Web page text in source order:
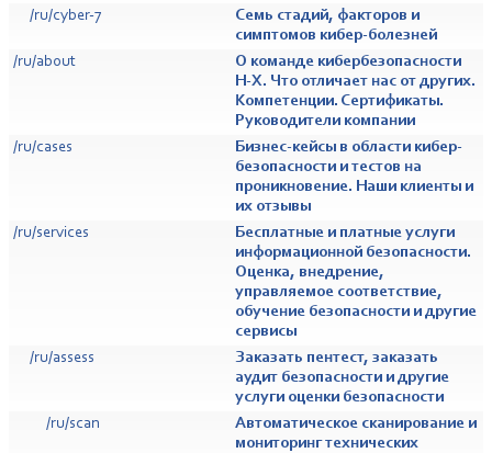
/ru/cyber-7
Семь стадий, факторов и
симптомов кибер-болезней
/ru/about
О команде кибербезопасности
H-X. Что отличает нас от других.
Компетенции. Сертификаты.
Руководители компании
/ru/cases
Бизнес-кейсы в области кибер-
безопасности и тестов на
проникновение. Наши клиенты и
их отзывы
/ru/services
Бесплатные и платные услуги
информационной безопасности.
Оценка, внедрение,
управляемое соответствие,
обучение безопасности и другие
сервисы
/ru/assess
Заказать пентест, заказать
аудит безопасности и другие
услуги оценки безопасности
/ru/scan
Автоматическое сканирование и
мониторинг технических